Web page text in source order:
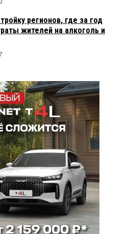
регионов, где за год
жителей на алкоголь и